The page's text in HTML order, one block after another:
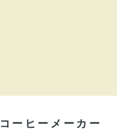
ーヒーメーカー